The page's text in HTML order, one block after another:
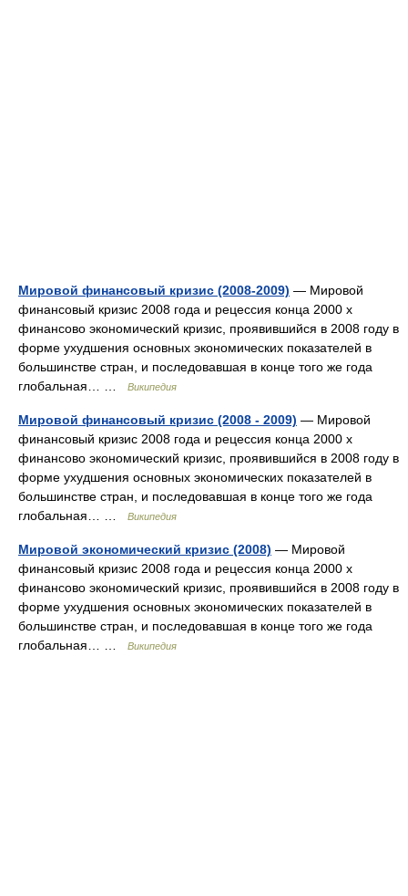
Мировой финансовый кризис (2008-2009) — Мировой
финансовый кризис 2008 года и рецессия конца 2000 х
финансово экономический кризис, проявившийся в 2008 году в
форме ухудшения основных экономических показателей в
большинстве стран, и последовавшая в конце того же года
глобальная… …
Википедия
Мировой финансовый кризис (2008 - 2009) — Мировой
финансовый кризис 2008 года и рецессия конца 2000 х
финансово экономический кризис, проявившийся в 2008 году в
форме ухудшения основных экономических показателей в
большинстве стран, и последовавшая в конце того же года
глобальная… …
Википедия
Мировой экономический кризис (2008) — Мировой
финансовый кризис 2008 года и рецессия конца 2000 х
финансово экономический кризис, проявившийся в 2008 году в
форме ухудшения основных экономических показателей в
большинстве стран, и последовавшая в конце того же года
глобальная… …
Википедия